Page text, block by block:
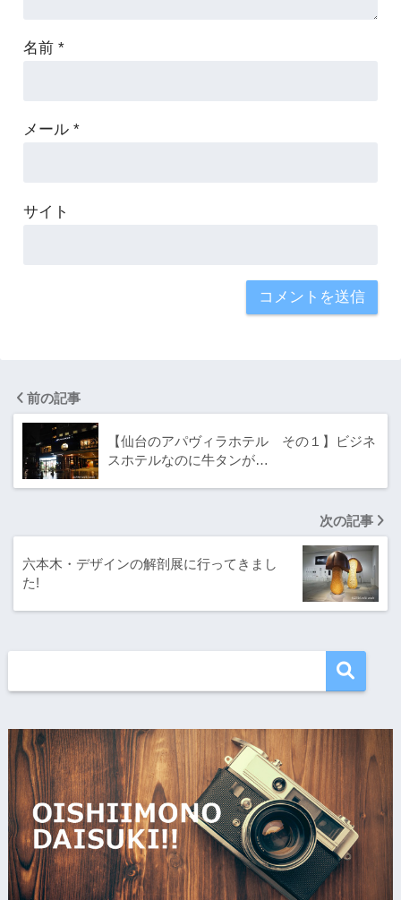
名前 *
メール *
サイト
前の記事
【仙台のアパヴィラホテル その１】ビジネ
スホテルなのに牛タンが…
次の記事
六本木・デザインの解剖展に行ってきまし
た!